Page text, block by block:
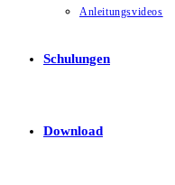
Anleitungsvideos
Schulungen
Download